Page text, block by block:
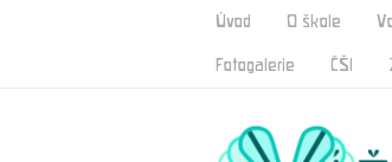
Úvod O škole
Fotogalerie ČŠI